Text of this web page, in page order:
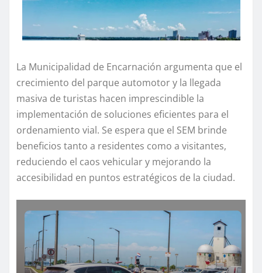
La Municipalidad de Encarnación argumenta que el
crecimiento del parque automotor y la llegada
masiva de turistas hacen imprescindible la
implementación de soluciones eficientes para el
ordenamiento vial. Se espera que el SEM brinde
beneficios tanto a residentes como a visitantes,
reduciendo el caos vehicular y mejorando la
accesibilidad en puntos estratégicos de la ciudad.